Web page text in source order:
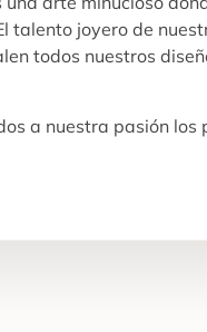
talento joyero de
todos nuestros
a nuestra pasión